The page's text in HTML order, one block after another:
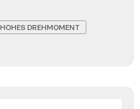
HOHES DREHMOMENT